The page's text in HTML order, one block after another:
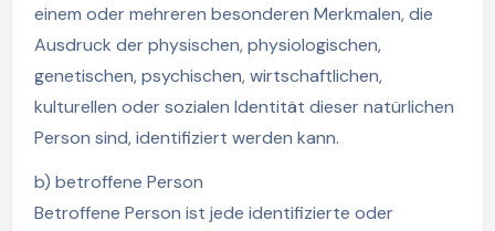
einem oder mehreren besonderen Merkmalen, die
Ausdruck der physischen, physiologischen,
genetischen, psychischen, wirtschaftlichen,
kulturellen oder sozialen Identität dieser natürlichen
Person sind, identifiziert werden kann.
b) betroffene Person
Betroffene Person ist jede identifizierte oder